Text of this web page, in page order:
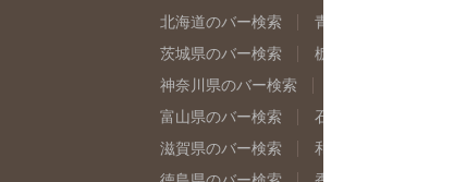
北海道のバー検索 青森県のバー検索
茨城県のバー検索
栃木県のバー検索
神奈川県のバー検索
富山県のバー検索
石川県のバー検索
滋賀県のバー検索
和歌山県のバー検索